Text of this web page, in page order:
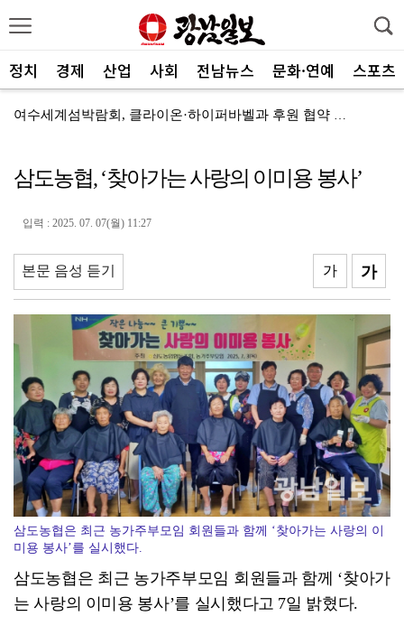
정치 경제 산업 사회 전남뉴스 문화·연예 스포츠
여수세계섬박람회, 클라이온·하이퍼바벨과 후원 협약 체결
광주FC, 레전드 예우 문화 뿌리내린다
[종합]전남광주통합특별시 정무부시장 후보에 백승주·윤난...
무안오승우미술관, 자연과 빛이 어우러진 기획전 개최
현대차 ‘디 올 뉴 아반떼’, 계약 첫날 1만대 돌파
[속보]전남광주특별시 초대 시민추천 부시장에 백승주·윤...
코스피, 차익실현 매물에 6300선 약세
삼도농협, ‘찾아가는 사랑의 이미용 봉사’
입력 : 2025. 07. 07(월) 11:27
본문 음성 듣기 가
가
삼도농협은 최근 농가주부모임 회원들과 함께 ‘찾아가는 사랑의 이
미용 봉사’를 실시했다.
삼도농협은 최근 농가주부모임 회원들과 함께 ‘찾아가
는 사랑의 이미용 봉사’를 실시했다고 7일 밝혔다.